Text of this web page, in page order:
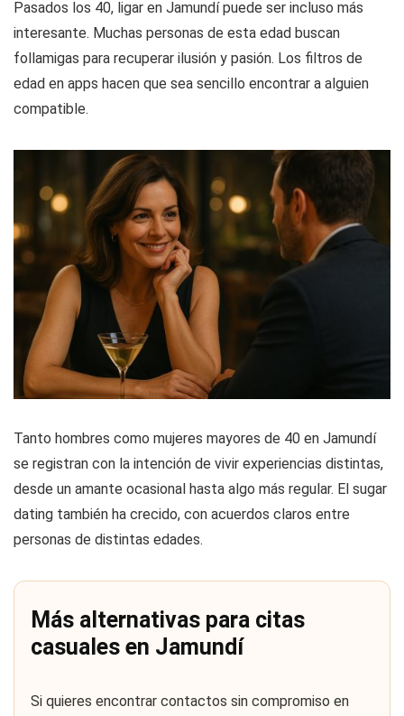
Pasados los 40, ligar en Jamundí puede ser incluso más
interesante. Muchas personas de esta edad buscan
follamigas para recuperar ilusión y pasión. Los filtros de
edad en apps hacen que sea sencillo encontrar a alguien
compatible.
Tanto hombres como mujeres mayores de 40 en Jamundí
se registran con la intención de vivir experiencias distintas,
desde un amante ocasional hasta algo más regular. El sugar
dating también ha crecido, con acuerdos claros entre
personas de distintas edades.
Más alternativas para citas
casuales en Jamundí
Si quieres encontrar contactos sin compromiso en